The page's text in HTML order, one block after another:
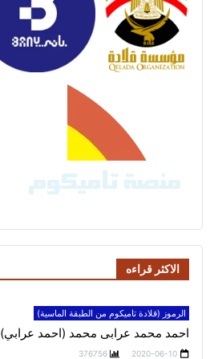
الاكثر قراءه
الرموز (قلادة تاميكوم من الطبقة الماسية)
احمد محمد عرابى محمد (احمد عرابي)
2020-06-10
376756